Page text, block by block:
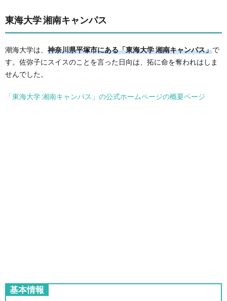
東海大学 湘南キャンパス
潮海大学は、 神奈川県平塚市にある「東海大学 湘南キャンパス」で
す。佐弥子にスイスのことを言った日向は、拓に命を奪われはしま
せんでした。
「東海大学 湘南キャンパス」の公式ホームページの概要ページ
基本情報